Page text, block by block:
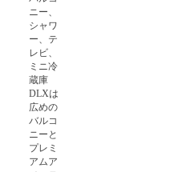
ニー、
シャワ
ー、テ
レビ、
ミニ冷
蔵庫
DLXは
広めの
バルコ
ニーと
プレミ
アムア